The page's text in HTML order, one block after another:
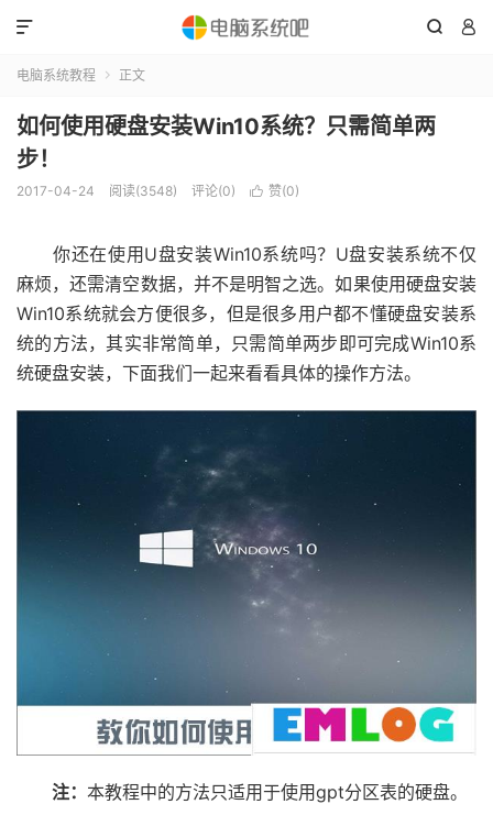
 

电脑系统教程  正文
如何使用硬盘安装Win10系统？只需简单两
步！
2017-04-24 阅读(3548) 评论(0)  赞(0)
你还在使用U盘安装Win10系统吗？U盘安装系统不仅
麻烦，还需清空数据，并不是明智之选。如果使用硬盘安装
Win10系统就会方便很多，但是很多用户都不懂硬盘安装系
统的方法，其实非常简单，只需简单两步即可完成Win10系
统硬盘安装，下面我们一起来看看具体的操作方法。
注： 本教程中的方法只适用于使用gpt分区表的硬盘。